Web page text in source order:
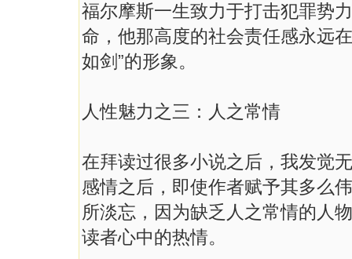
福尔摩斯一生致力于打击犯罪势
命，他那高度的社会责任感永远
如剑”的形象。
人性魅力之三：人之常情
在拜读过很多小说之后，我发觉
感情之后，即使作者赋予其多么
所淡忘，因为缺乏人之常情的人
读者心中的热情。